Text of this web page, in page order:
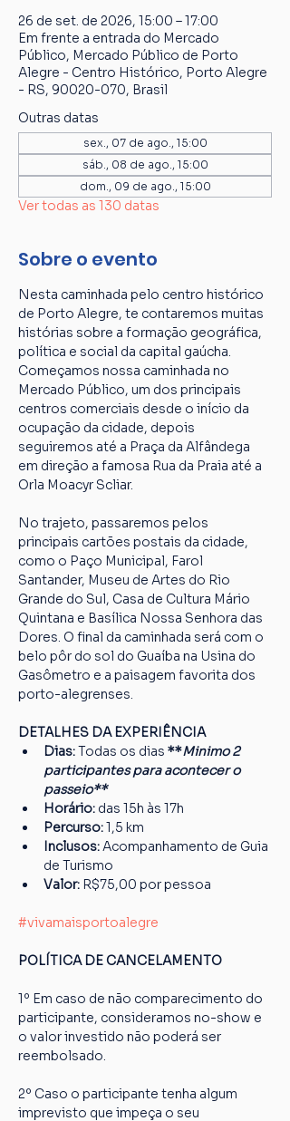
26 de set. de 2026, 15:00 – 17:00
Em frente a entrada do Mercado
Público, Mercado Público de Porto
Alegre - Centro Histórico, Porto Alegre
- RS, 90020-070, Brasil
Outras datas
sex., 07 de ago., 15:00
sáb., 08 de ago., 15:00
dom., 09 de ago., 15:00
Ver todas as 130 datas
Sobre o evento
Nesta caminhada pelo centro histórico
de Porto Alegre, te contaremos muitas
histórias sobre a formação geográfica,
política e social da capital gaúcha.
Começamos nossa caminhada no
Mercado Público, um dos principais
centros comerciais desde o início da
ocupação da cidade, depois
seguiremos até a Praça da Alfândega
em direção a famosa Rua da Praia até a
Orla Moacyr Scliar.
No trajeto, passaremos pelos
principais cartões postais da cidade,
como o Paço Municipal, Farol
Santander, Museu de Artes do Rio
Grande do Sul, Casa de Cultura Mário
Quintana e Basílica Nossa Senhora das
Dores. O final da caminhada será com o
belo pôr do sol do Guaíba na Usina do
Gasômetro e a paisagem favorita dos
porto-alegrenses.
DETALHES DA EXPERIÊNCIA
Dias: Todas os dias **Minimo 2
participantes para acontecer o
passeio**
Horário: das 15h às 17h
Percurso: 1,5 km
Inclusos: Acompanhamento de Guia
de Turismo
Valor: R$75,00 por pessoa
#vivamaisportoalegre
POLÍTICA DE CANCELAMENTO
1º Em caso de não comparecimento do
participante, consideramos no-show e
o valor investido não poderá ser
reembolsado.
2º Caso o participante tenha algum
imprevisto que impeça o seu